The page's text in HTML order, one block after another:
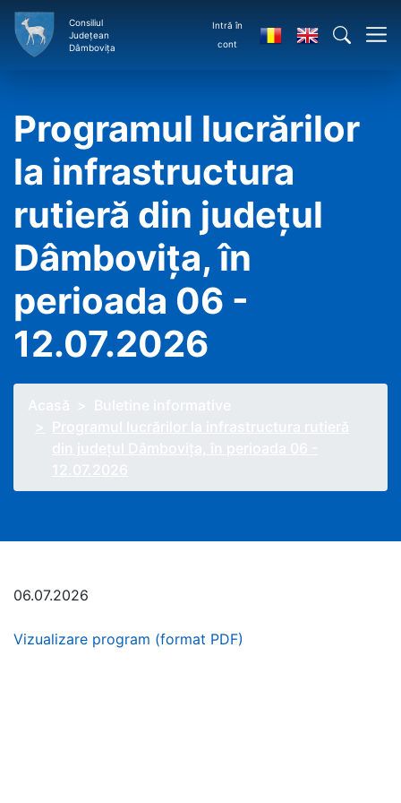
Consiliul
Județean
Dâmbovița
Intră în
cont
Programul lucrărilor
la infrastructura
rutieră din județul
Dâmbovița, în
perioada 06 -
12.07.2026
06.07.2026
Vizualizare program (format PDF)